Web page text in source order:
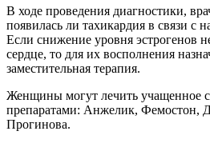
В ходе проведения диагностики,
появилась ли тахикардия в связи с
Если снижение уровня эстрогенов
сердце, то для их восполнения
заместительная терапия.
Женщины могут лечить учащенное
препаратами: Анжелик, Фемостон,
Прогинова.